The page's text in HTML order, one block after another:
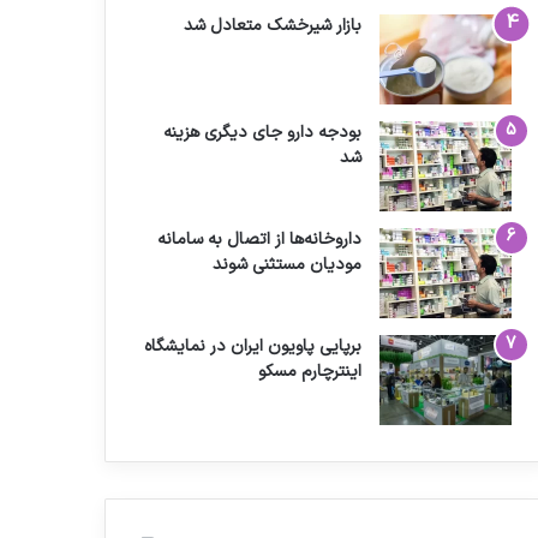
بازار شیرخشک متعادل شد
بودجه دارو جای دیگری هزینه
شد
داروخانه‌ها از اتصال به سامانه
مودیان مستثنی شوند
برپایی پاویون ایران در نمایشگاه
اینترچارم مسکو